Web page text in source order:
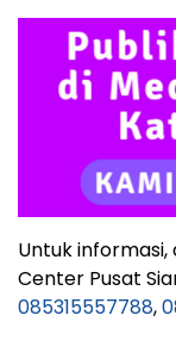
Untuk
Center Pusat
085315557788,